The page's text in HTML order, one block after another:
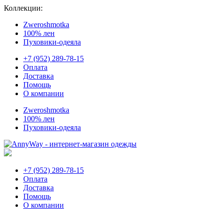
Коллекции:
Zweroshmotka
100% лен
Пуховики-одеяла
+7 (952) 289-78-15
Оплата
Доставка
Помощь
О компании
Zweroshmotka
100% лен
Пуховики-одеяла
+7 (952) 289-78-15
Оплата
Доставка
Помощь
О компании